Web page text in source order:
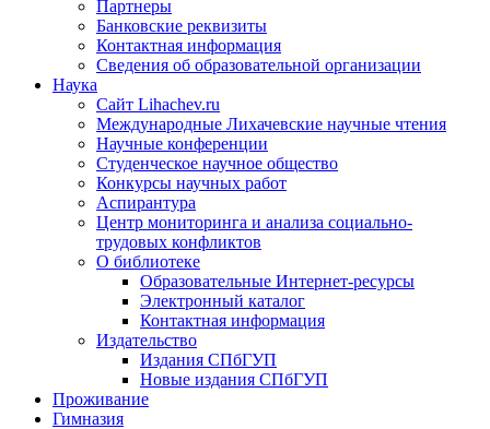
Партнеры
Банковские реквизиты
Контактная информация
Сведения об образовательной организации
Наука
Сайт Lihachev.ru
Международные Лихачевские научные чтения
Научные конференции
Студенческое научное общество
Конкурсы научных работ
Аспирантура
Центр мониторинга и анализа социально-
трудовых конфликтов
О библиотеке
Образовательные Интернет-ресурсы
Электронный каталог
Контактная информация
Издательство
Издания СПбГУП
Новые издания СПбГУП
Проживание
Гимназия